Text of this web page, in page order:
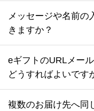
メッセージや名前の
きますか？
eギフトのURLメー
どうすればよいです
複数のお届け先へ同